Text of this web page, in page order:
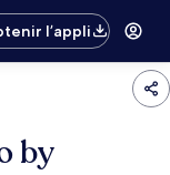
l’appli
by